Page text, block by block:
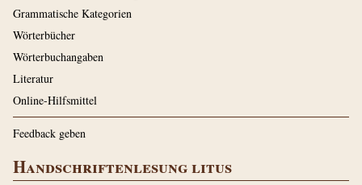
Grammatische Kategorien
Wörterbücher
Wörterbuchangaben
Literatur
Online-Hilfsmittel
Feedback geben
Handschriftenlesung litus